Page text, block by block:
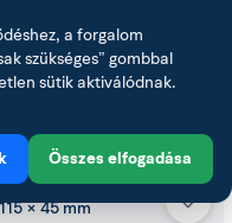
a forgalom
szükséges” gombbal
sütik aktiválódnak.
Összes elfogadása